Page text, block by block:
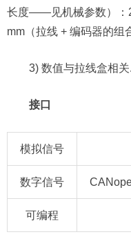
长度——见机械参数）：
mm（拉线 + 编码器的组
3) 数值与拉线盒相关.
接口
模拟信号
数字信号
可编程